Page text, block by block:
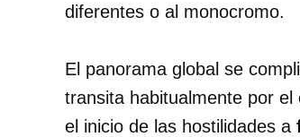
diferentes o al monocromo.
El panorama global se
transita habitualmente por el
el inicio de las hostilidades a